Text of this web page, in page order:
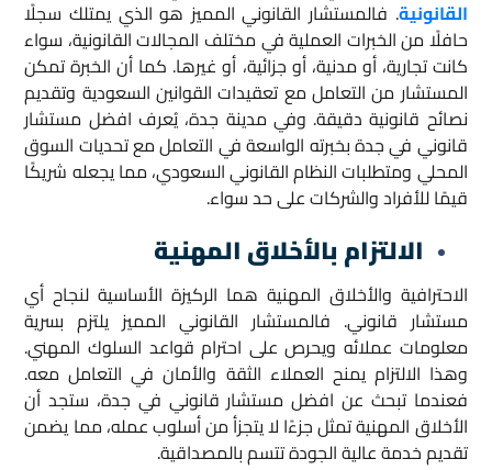
القانونية. فالمستشار القانوني المميز هو الذي يمتلك سجلًا
حافلًا من الخبرات العملية في مختلف المجالات القانونية، سواء
كانت تجارية، أو مدنية، أو جزائية، أو غيرها. كما أن الخبرة تمكن
المستشار من التعامل مع تعقيدات القوانين السعودية وتقديم
نصائح قانونية دقيقة. وفي مدينة جدة، يُعرف افضل مستشار
قانوني في جدة بخبرته الواسعة في التعامل مع تحديات السوق
المحلي ومتطلبات النظام القانوني السعودي، مما يجعله شريكًا
قيمًا للأفراد والشركات على حد سواء.
الالتزام بالأخلاق المهنية
الاحترافية والأخلاق المهنية هما الركيزة الأساسية لنجاح أي
مستشار قانوني. فالمستشار القانوني المميز يلتزم بسرية
معلومات عملائه ويحرص على احترام قواعد السلوك المهني.
وهذا الالتزام يمنح العملاء الثقة والأمان في التعامل معه.
فعندما تبحث عن افضل مستشار قانوني في جدة، ستجد أن
الأخلاق المهنية تمثل جزءًا لا يتجزأ من أسلوب عمله، مما يضمن
تقديم خدمة عالية الجودة تتسم بالمصداقية.